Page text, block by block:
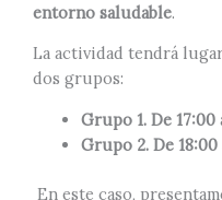
entorno saludable.
La actividad tendrá
dos grupos:
Grupo 1. De 17:00
Grupo 2. De 18:00
En este caso,